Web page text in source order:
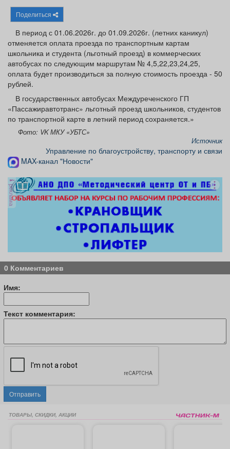
Афиша
Товары Поздравления Погода
ТВ программа Я - пенсионер
Поделиться
В период с 01.06.2026г. до 01.09.2026г. (летних каникул)
отменяется оплата проезда по транспортным картам
школьника и студента (льготный проезд) в коммерческих
автобусах по следующим маршрутам № 4,5,22,23,24,25,
оплата будет производиться за полную стоимость проезда - 50
рублей.
В государственных автобусах Междуреченского ГП
«Пассажиравтотранс» льготный проезд школьников, студентов
по транспортной карте в летний период сохраняется.»
Фото: VK МКУ «УБТС»
Источник
Управление по благоустройству, транспорту и связи
MAX-канал "Новости"
реклама
0 Комментариев
Имя:
Текст комментария:
Отправить
ТОВАРЫ, СКИДКИ, АКЦИИ